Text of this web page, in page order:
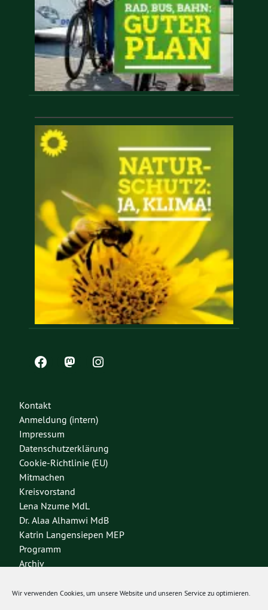
Wir verwenden Cookies, um unsere Website und unseren Service zu optimieren.
Kontakt
Anmeldung (intern)
Impressum
Datenschutzerklärung
Cookie-Richtlinie (EU)
Mitmachen
Kreisvorstand
Lena Nzume MdL
Dr. Alaa Alhamwi MdB
Katrin Langensiepen MEP
Programm
Archiv
Bundesverband